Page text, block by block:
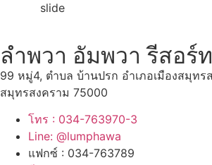
ลำพวา อัมพวา รีสอร์ท
99 หมู่4, ตำบล บ้านปรก อำเภอเมืองสมุทร
สมุทรสงคราม 75000
โทร : 034-763970-3
Line: @lumphawa
แฟกซ์ : 034-763789